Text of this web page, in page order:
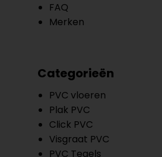
FAQ
Merken
Categorieën
PVC vloeren
Plak PVC
Click PVC
Visgraat PVC
PVC Tegels